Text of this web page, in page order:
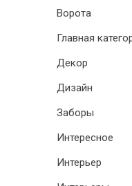
Ворота
Главная
Декор
Дизайн
Заборы
Интересное
Интерьер